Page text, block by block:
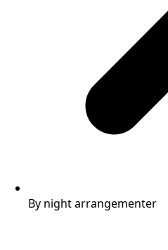
By night arrangementer